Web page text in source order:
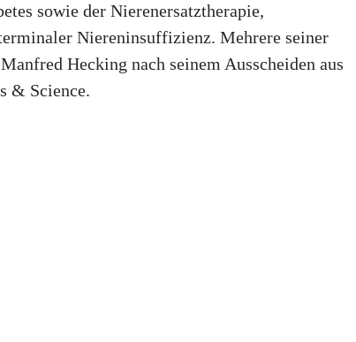
sowie der Nierenersatztherapie,
Niereninsuffizienz. Mehrere seiner
Hecking nach seinem Ausscheiden aus
& Science.